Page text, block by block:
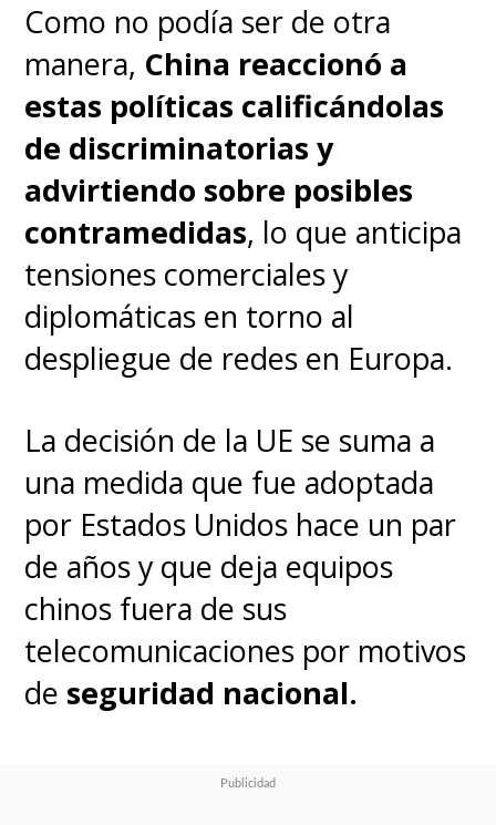
Como no podía ser de otra
manera, China reaccionó a
estas políticas calificándolas
de discriminatorias y
advirtiendo sobre posibles
contramedidas, lo que anticipa
tensiones comerciales y
diplomáticas en torno al
despliegue de redes en Europa.
La decisión de la UE se suma a
una medida que fue adoptada
por Estados Unidos hace un par
de años y que deja equipos
chinos fuera de sus
telecomunicaciones por motivos
de seguridad nacional.